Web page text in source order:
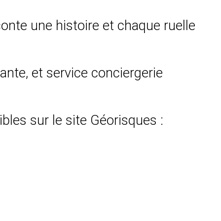
une histoire et chaque ruelle
et service conciergerie
sur le site Géorisques :